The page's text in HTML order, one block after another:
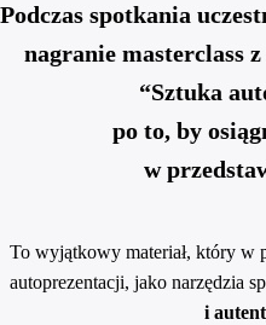
Podczas spotkania
nagranie masterclass
“Sztuka
po to, by
w
To wyjątkowy materiał, który w
autoprezentacji, jako narzędzia
i